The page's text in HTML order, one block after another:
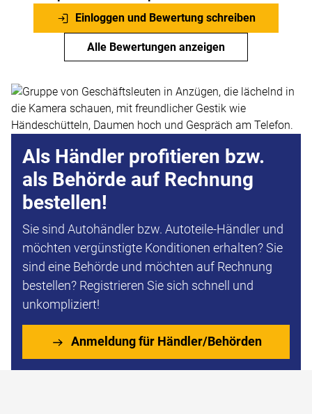
Einloggen und Bewertung schreiben
Alle Bewertungen anzeigen
Als Händler profitieren bzw.
als Behörde auf Rechnung
bestellen!
Sie sind Autohändler bzw. Autoteile-Händler und
möchten vergünstigte Konditionen erhalten? Sie
sind eine Behörde und möchten auf Rechnung
bestellen? Registrieren Sie sich schnell und
unkompliziert!
Anmeldung für Händler/Behörden